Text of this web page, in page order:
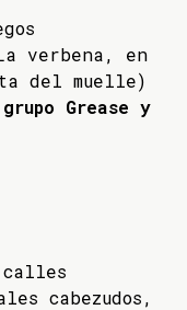
verbena, en
del muelle)
grupo Grease y
cabezudos,